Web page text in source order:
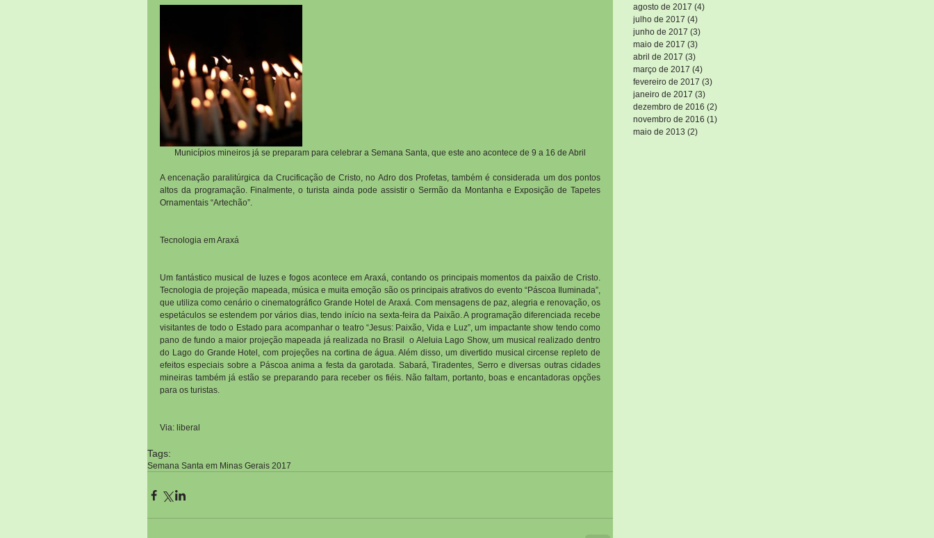
Municípios mineiros já se preparam para celebrar a Semana Santa, que este ano acontece de 9 a 16 de Abril
A encenação paralitúrgica da Crucificação de Cristo, no Adro dos Profetas, também é considerada um dos pontos
altos da programação. Finalmente, o turista ainda pode assistir o Sermão da Montanha e Exposição de Tapetes
Ornamentais “Artechão”.
Tecnologia em Araxá
Um fantástico musical de luzes e fogos acontece em Araxá, contando os principais momentos da paixão de Cristo.
Tecnologia de projeção mapeada, música e muita emoção são os principais atrativos do evento “Páscoa Iluminada”,
que utiliza como cenário o cinematográfico Grande Hotel de Araxá. Com mensagens de paz, alegria e renovação, os
espetáculos se estendem por vários dias, tendo início na sexta-feira da Paixão. A programação diferenciada recebe
visitantes de todo o Estado para acompanhar o teatro “Jesus: Paixão, Vida e Luz”, um impactante show tendo como
pano de fundo a maior projeção mapeada já realizada no Brasil  o Aleluia Lago Show, um musical realizado dentro
do Lago do Grande Hotel, com projeções na cortina de água. Além disso, um divertido musical circense repleto de
efeitos especiais sobre a Páscoa anima a festa da garotada. Sabará, Tiradentes, Serro e diversas outras cidades
mineiras também já estão se preparando para receber os fiéis. Não faltam, portanto, boas e encantadoras opções
para os turistas.
Via: liberal
Tags:
Semana Santa em Minas Gerais 2017
agosto de 2017 (4)
julho de 2017 (4)
junho de 2017 (3)
maio de 2017 (3)
abril de 2017 (3)
março de 2017 (4)
fevereiro de 2017 (3)
janeiro de 2017 (3)
dezembro de 2016 (2)
novembro de 2016 (1)
maio de 2013 (2)